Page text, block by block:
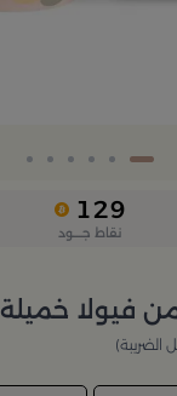
129
نقاط جــــود
فيولا خميلة
الضريبة)